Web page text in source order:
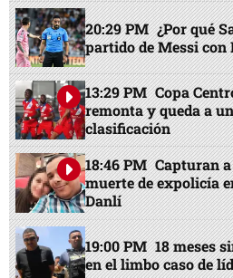
20:29 PM ¿Por qué
partido de Messi
13:29 PM Copa
remonta y queda a
clasificación
18:46 PM Capturan
muerte de expolicía
Danlí
19:00 PM 18 meses
en el limbo caso de